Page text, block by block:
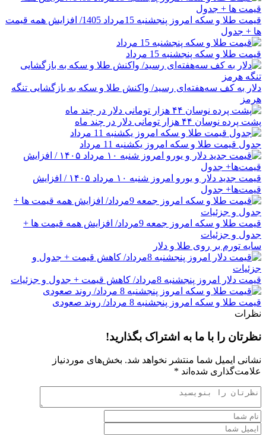
قیمت طلا و سکه امروز پنجشنبه 15مرداد 1405/ افزایش همه قیمت
ها + جدول
قیمت طلا و سکه پنجشنبه 15 مرداد
دلار به کف سه‌هفته‌ای رسید/ واکنش طلا و سکه به بازگشایی تنگه
هرمز
پشت پرده نوسان ۴۴ هزار تومانی دلار در چند ماه
جدول قیمت طلا و سکه امروز یکشنبه 11 مرداد
قیمت جدید دلار و یورو امروز شنبه ۱۰ مرداد ۱۴۰۵ / افزایش
قیمت‌ها+ جدول
قیمت طلا و سکه امروز جمعه 9مرداد/ افزایش همه قیمت ها +
جدول و جزئیات
سایه تورم بر روی طلا و دلار
قیمت دلار امروز پنجشنبه 8مرداد/ کاهش قیمت + جدول و جزئیات
قیمت طلا و سکه امروز پنجشنبه 8 مرداد/ روند صعودی
نظرات
نظرتان را با ما به اشتراک بگذارید!
نشانی ایمیل شما منتشر نخواهد شد. بخش‌های موردنیاز
علامت‌گذاری شده‌اند *